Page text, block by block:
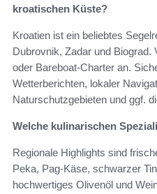
kroatischen Küste?
Kroatien ist ein beliebtes
Dubrovnik, Zadar und Biograd.
oder Bareboat-Charter an.
Wetterberichten, lokaler
Naturschutzgebieten und ggf.
Welche kulinarischen
Regionale Highlights sind
Peka, Pag-Käse, schwarzer
hochwertiges Olivenöl und